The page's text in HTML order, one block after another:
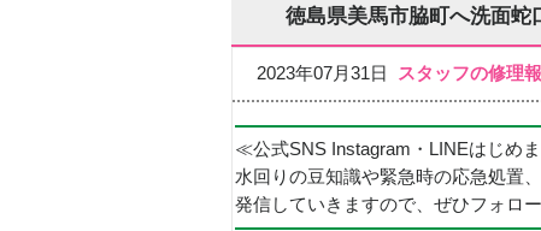
徳島県美馬市脇町へ洗面
2023年07月31日 スタッフの修理
≪公式SNS Instagram・LINEはじめ
水回りの豆知識や緊急時の応急処置
発信していきますので、ぜひフォロ